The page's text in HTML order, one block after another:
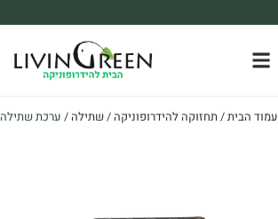
*בהתאם להגבלת גודל ומשקל
עמוד הבית/תחזוקה להידרופוניקה /שתילה / ערכת שתילה